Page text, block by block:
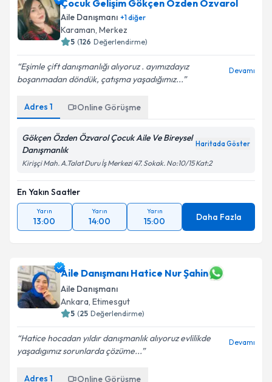
Çocuk Gelişim Gökçen Özden Özvarol
Aile Danışmanı +1diğer
Karaman, Merkez
5 (126 Değerlendirme)
Eşimle çift danışmanlığı alıyoruz . ayımızdayız
boşanmadan döndük, çatışma yaşadığımız...
Devamı
Adres 1 Online Görüşme
Gökçen Özden Özvarol Çocuk Aile Ve Bireysel
Danışmanlık
Haritada Göster
Kirişçi Mah. A.Talat Duru İş Merkezi 47. Sokak. No:10/15 Kat:2
En Yakın Saatler
Yarın
13:00
Yarın
14:00
Yarın
15:00 Daha Fazla
Aile Danışmanı Hatice Nur Şahin
Aile Danışmanı
Ankara, Etimesgut
5 (25 Değerlendirme)
Hatice hocadan yıldır danışmanlık alıyoruz evlilikde
yaşadıgımız sorunlarda çözüme...
Devamı
Adres 1 Online Görüşme